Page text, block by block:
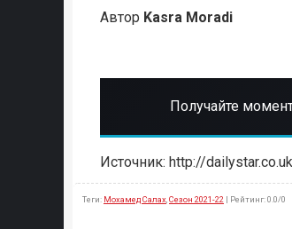
Автор Kasra Moradi
Получайте
Источник: http://dailystar.co.uk
Теги: Мохамед Салах Сезон 2021-22 | Рейтинг:0.0/0